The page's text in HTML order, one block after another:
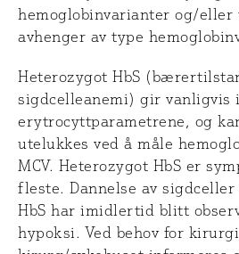
hemoglobinvarianter og/eller
avhenger av type
Heterozygot HbS
sigdcelleanemi) gir vanligvis
erytrocyttparametrene, og
utelukkes ved å måle
MCV. Heterozygot HbS er
fleste. Dannelse av
HbS har imidlertid blitt
hypoksi. Ved behov for